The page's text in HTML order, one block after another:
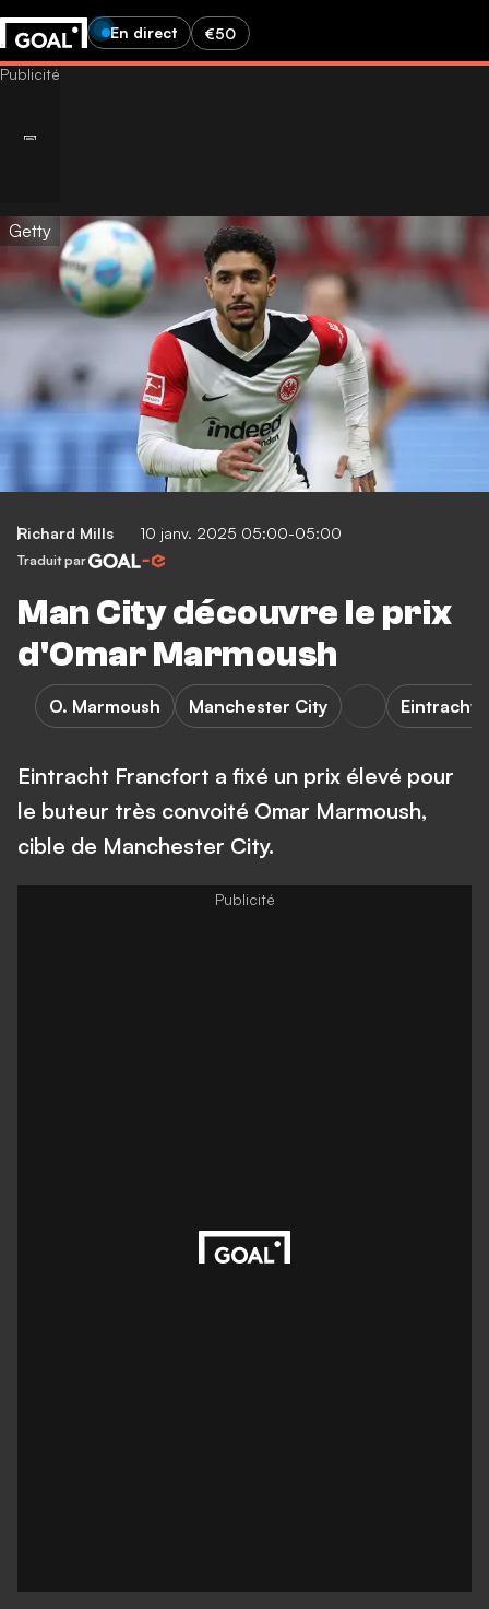
En direct €50
Getty
Richard Mills 10 janv. 2025 05:00-05:00
Traduit par
Man City découvre le prix
d'Omar Marmoush
O. Marmoush Manchester City Eintracht
Eintracht Francfort a fixé un prix élevé pour
le buteur très convoité Omar Marmoush,
cible de Manchester City.